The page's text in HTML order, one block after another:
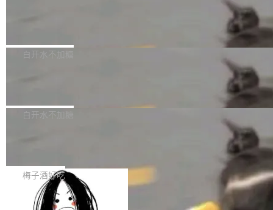
员工参与设立的专项资产管理计划。其中，Dee
获配9...
一个回归问题，该问题导致拉取镜像时会拒绝包
题，该问题可能导致在旧版 Linux 内核...
e 孵化器项目管理委员会（IPMC）投票中获得
P）！这一里程碑不仅标志着 Fluss 迈入新的发
白开水不加糖
长期停止内容更新，未能实现其作为“AI版维基百
提交的编辑请求也长期处于待处理状态。 Groki
pedia 于去年底上线，定位为由人工智能生成内
容的百科平台，被马斯克视为传统众包百科网站
白开水不加糖
是这样的：配 MessageSource 的 Bean、写 R
eloadableResourceBundleMessageSource、
声明 LocaleResolver、注册 LocaleChangeInt
梅子酒好吃
Apache Doris 4.1 全面增强 Iceberg：